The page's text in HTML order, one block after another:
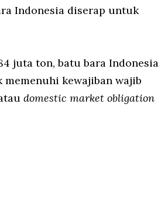
Indonesia diserap untuk
juta ton, batu bara Indonesia
kewajiban wajib
domestic market obligation